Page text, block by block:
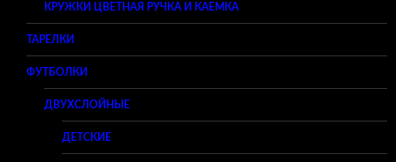
КРУЖКИ ЦВЕТНАЯ РУЧКА И КАЕМКА
ТАРЕЛКИ
ФУТБОЛКИ
ДВУХСЛОЙНЫЕ
ДЕТСКИЕ